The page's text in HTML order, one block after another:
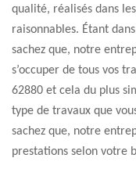
qualité, réalisés dans
raisonnables. Étant
sachez que, notre
s’occuper de tous vos
62880 et cela du plus
type de travaux que
sachez que, notre
prestations selon votre